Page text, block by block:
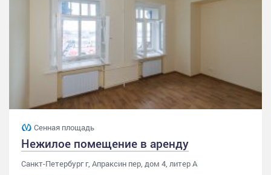
Сенная площадь
Нежилое помещение в аренду
Санкт-Петербург г, Апраксин пер, дом 4, литер А